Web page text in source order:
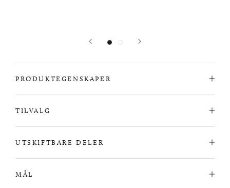
PRODUKTEGENSKAPER
TILVALG
UTSKIFTBARE DELER
MÅL